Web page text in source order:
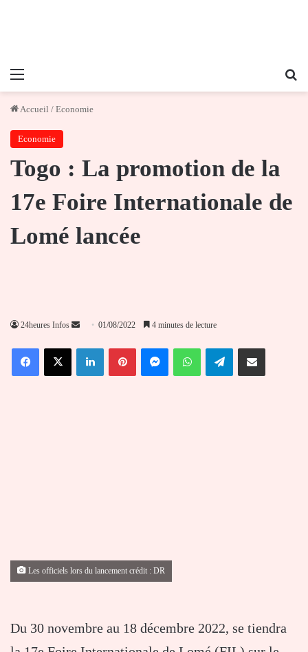
Menu
Accueil / Economie
Economie
Togo : La promotion de la
17e Foire Internationale de
Lomé lancée
24heures Infos
Envoyer
courriel
01/08/2022 4 minutes de lecture
FacebookX LinkedinPinterestMessengerWhatsAppTelegramPartager par email
Les officiels lors du lancement crédit : DR
Du 30 novembre au 18 décembre 2022, se tiendra